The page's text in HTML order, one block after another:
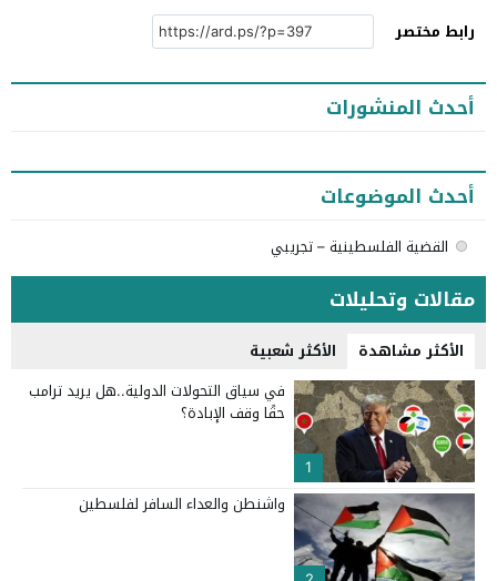
رابط مختصر
أحدث المنشورات
أحدث الموضوعات
القضية الفلسطينية – تجريبي
مقالات وتحليلات
الأكثر مشاهدة الأكثر شعبية
1
في سياق التحولات الدولية..هل يريد ترامب
حقًا وقف الإبادة؟
واشنطن والعداء السافر لفلسطين